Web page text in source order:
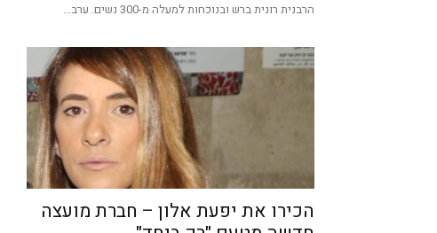
הרבנית רונית ברש ובנוכחות למעלה מ-300 נשים. ערב...
הכירו את יפעת אלון – חברת מועצה